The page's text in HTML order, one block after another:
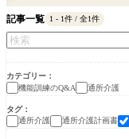
記事一覧 1 - 1件 / 全1件
カテゴリー
機能訓練のQ&A
通所介護
タグ
通所介護
通所介護計画書